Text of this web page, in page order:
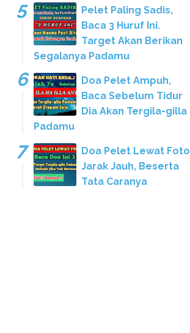
Pelet Paling Sadis,
Baca 3 Huruf Ini.
Target Akan Berikan
Segalanya Padamu
Doa Pelet Ampuh,
Baca Sebelum Tidur
Dia Akan Tergila-gilla
Padamu
Doa Pelet Lewat Foto
Jarak Jauh, Beserta
Tata Caranya